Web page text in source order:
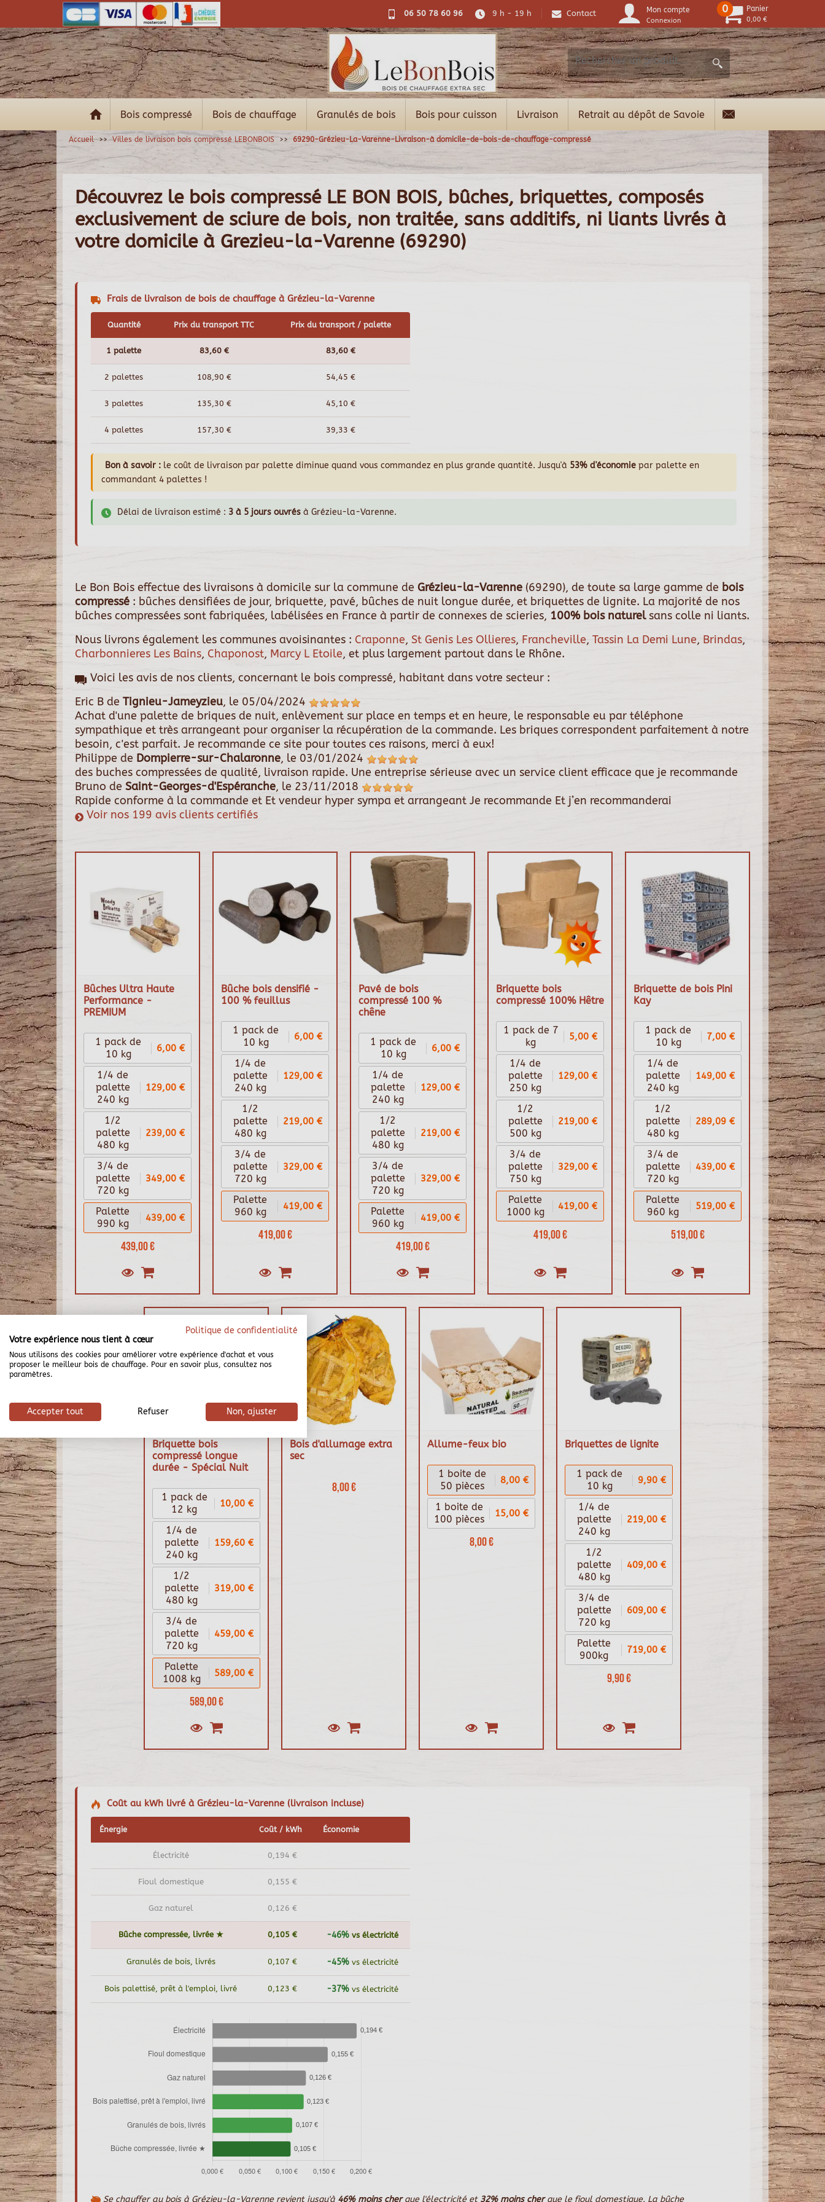
06 50 78 60 96 9 h - 19 h Contact Mon compte
Connexion
0 Panier
0,00 €
Bois compressé Bois de chauffage Granulés de bois Bois pour cuisson Livraison Retrait au dépôt de Savoie
Accueil Villes de livraison bois compressé LEBONBOIS 69290-Grézieu-La-Varenne-Livraison-à domicile-de-bois-de-chauffage-compressé
Découvrez le bois compressé LE BON BOIS, bûches, briquettes, composés
exclusivement de sciure de bois, non traitée, sans additifs, ni liants livrés à
votre domicile à Grezieu-la-Varenne (69290)
Frais de livraison de bois de chauffage à Grézieu-la-Varenne
Quantité Prix du transport TTC Prix du transport / palette
1 palette 83,60 € 83,60 €
2 palettes 108,90 € 54,45 €
3 palettes 135,30 € 45,10 €
4 palettes 157,30 € 39,33 €
Bon à savoir : le coût de livraison par palette diminue quand vous commandez en plus grande quantité. Jusqu'à 53% d'économie par palette en
commandant 4 palettes !
Délai de livraison estimé : 3 à 5 jours ouvrés à Grézieu-la-Varenne.
Le Bon Bois effectue des livraisons à domicile sur la commune de Grézieu-la-Varenne (69290), de toute sa large gamme de bois
compressé : bûches densifiées de jour, briquette, pavé, bûches de nuit longue durée, et briquettes de lignite. La majorité de nos
bûches compressées sont fabriquées, labélisées en France à partir de connexes de scieries, 100% bois naturelsans colle ni liants.
Nous livrons également les communes avoisinantes : Craponne, St Genis Les Ollieres, Francheville, Tassin La Demi Lune, Brindas,
Charbonnieres Les Bains, Chaponost, Marcy L Etoile, et plus largement partout dans le Rhône.
Voici les avis de nos clients, concernant le bois compressé, habitant dans votre secteur :
Eric B de Tignieu-Jameyzieu, le 05/04/2024
Achat d'une palette de briques de nuit, enlèvement sur place en temps et en heure, le responsable eu par téléphone
sympathique et très arrangeant pour organiser la récupération de la commande. Les briques correspondent parfaitement à notre
besoin, c'est parfait. Je recommande ce site pour toutes ces raisons, merci à eux!
Philippe de Dompierre-sur-Chalaronne, le 03/01/2024
des buches compressées de qualité, livraison rapide. Une entreprise sérieuse avec un service client efficace que je recommande
Bruno de Saint-Georges-d'Espéranche, le 23/11/2018
Rapide conforme à la commande et Et vendeur hyper sympa et arrangeant Je recommande Et j’en recommanderai
Voir nos 199 avis clients certifiés
Bûches Ultra Haute
Performance -
PREMIUM
439,00 €
1 pack de
10 kg
6,00 €
1/4 de
palette
240 kg
129,00 €
1/2
palette
480 kg
239,00 €
3/4 de
palette
720 kg
349,00 €
Palette
990 kg
439,00 €
Bûche bois densifié -
100 % feuillus
419,00 €
1 pack de
10 kg
6,00 €
1/4 de
palette
240 kg
129,00 €
1/2
palette
480 kg
219,00 €
3/4 de
palette
720 kg
329,00 €
Palette
960 kg
419,00 €
Pavé de bois
compressé 100 %
chêne
419,00 €
1 pack de
10 kg
6,00 €
1/4 de
palette
240 kg
129,00 €
1/2
palette
480 kg
219,00 €
3/4 de
palette
720 kg
329,00 €
Palette
960 kg
419,00 €
Briquette bois
compressé 100% Hêtre
419,00 €
1 pack de 7
kg
5,00 €
1/4 de
palette
250 kg
129,00 €
1/2
palette
500 kg
219,00 €
3/4 de
palette
750 kg
329,00 €
Palette
1000 kg
419,00 €
Briquette de bois Pini
Kay
519,00 €
1 pack de
10 kg
7,00 €
1/4 de
palette
240 kg
149,00 €
1/2
palette
480 kg
289,09 €
3/4 de
palette
720 kg
439,00 €
Palette
960 kg
519,00 €
Briquette bois
compressé longue
durée - Spécial Nuit
589,00 €
1 pack de
12 kg
10,00 €
1/4 de
palette
240 kg
159,60 €
1/2
palette
480 kg
319,00 €
3/4 de
palette
720 kg
459,00 €
Palette
1008 kg
589,00 €
Bois d'allumage extra
sec
8,00 €
Allume-feux bio
8,00 €
1 boite de
50 pièces
8,00 €
1 boite de
100 pièces
15,00 €
Briquettes de lignite
9,90 €
1 pack de
10 kg
9,90 €
1/4 de
palette
240 kg
219,00 €
1/2
palette
480 kg
409,00 €
3/4 de
palette
720 kg
609,00 €
Palette
900kg
719,00 €
Coût au kWh livré à Grézieu-la-Varenne (livraison incluse)
Énergie Coût / kWh Économie
Électricité 0,194 €
Fioul domestique 0,155 €
Gaz naturel 0,126 €
Bûche compressée, livrée ★ 0,105 € -46%vs électricité
Granulés de bois, livrés 0,107 € -45%vs électricité
Bois palettisé, prêt à l'emploi, livré 0,123 € -37%vs électricité
Se chauffer au bois à Grézieu-la-Varenne revient jusqu'à 46% moins cherque l'électricité et 32% moins cherque le fioul domestique. La bûche
Politique de confidentialité
Votre expérience nous tient à cœur
Nous utilisons des cookies pour améliorer votre expérience d'achat et vous
proposer le meilleur bois de chauffage. Pour en savoir plus, consultez nos
paramètres.
Accepter tout Refuser Non, ajuster